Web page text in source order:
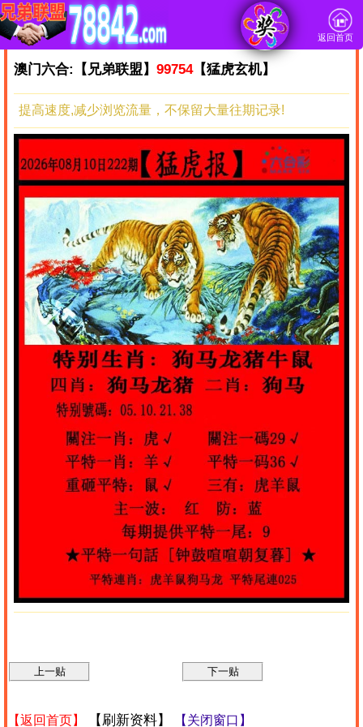
返回首页
澳门六合:【兄弟联盟】 99754【猛虎玄机】
提高速度,减少浏览流量，不保留大量往期记录!
【返回首页】 【刷新资料】 【关闭窗口】